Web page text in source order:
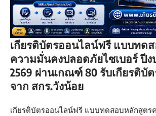
เกียรติบัตรออนไลน์ฟรี แบบทด
ความมั่นคงปลอดภัยไซเบอร์ ปี
2569 ผ่านเกณฑ์ 80 รับเกียรติบั
จาก สกร.วังน้อย
เกียรติบัตรออนไลน์ฟรี แบบทดสอบหลักสูตร